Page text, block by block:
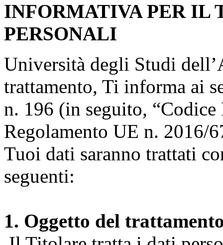
INFORMATIVA PER IL
PERSONALI
Università degli Studi
trattamento, Ti informa ai
n. 196 (in seguito, “Codice
Regolamento UE n. 2016/
Tuoi dati saranno trattati
seguenti:
1. Oggetto del